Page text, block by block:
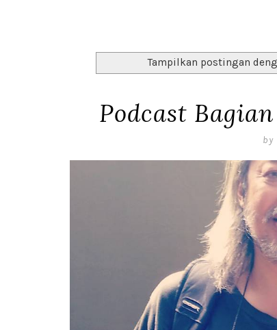
Tampilkan postingan
Podcast
by